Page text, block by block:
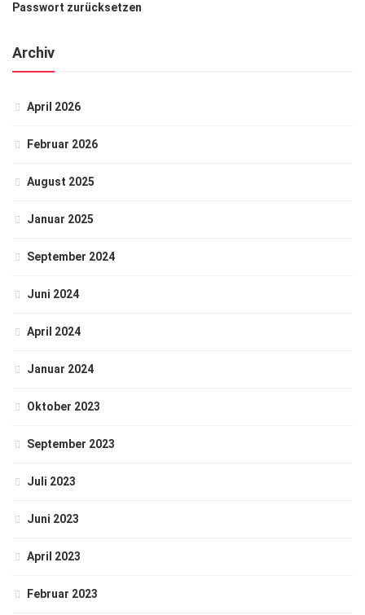
Passwort zurücksetzen
Archiv
April 2026
Februar 2026
August 2025
Januar 2025
September 2024
Juni 2024
April 2024
Januar 2024
Oktober 2023
September 2023
Juli 2023
Juni 2023
April 2023
Februar 2023